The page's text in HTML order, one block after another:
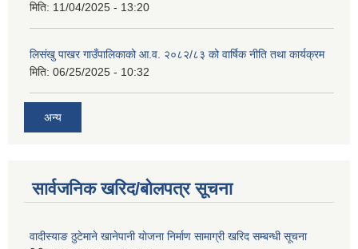
मिति: 11/04/2025 - 13:20
लिसंखु पाखर गाउँपालिकाको आ.व. २०८२/८३ को वार्षिक नीति तथा कार्यक्रम
मिति: 06/25/2025 - 10:32
अन्य
सार्वजनिक खरिद/बोलपत्र सूचना
वादीस्याङ ठुटेमाने खानेपानी याेजना निर्माण सामाग्री खरिद सम्बन्धी सूचना